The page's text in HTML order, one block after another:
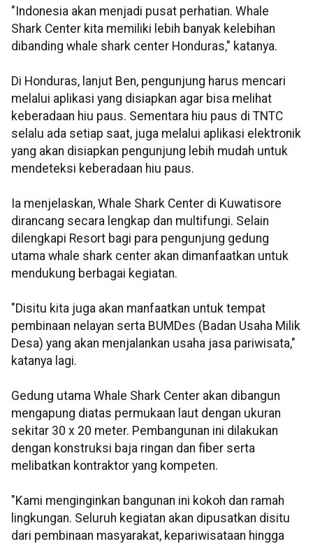
"Indonesia akan menjadi pusat perhatian. Whale
Shark Center kita memiliki lebih banyak kelebihan
dibanding whale shark center Honduras," katanya.
Di Honduras, lanjut Ben, pengunjung harus mencari
melalui aplikasi yang disiapkan agar bisa melihat
keberadaan hiu paus. Sementara hiu paus di TNTC
selalu ada setiap saat, juga melalui aplikasi elektronik
yang akan disiapkan pengunjung lebih mudah untuk
mendeteksi keberadaan hiu paus.
Ia menjelaskan, Whale Shark Center di Kuwatisore
dirancang secara lengkap dan multifungi. Selain
dilengkapi Resort bagi para pengunjung gedung
utama whale shark center akan dimanfaatkan untuk
mendukung berbagai kegiatan.
"Disitu kita juga akan manfaatkan untuk tempat
pembinaan nelayan serta BUMDes (Badan Usaha Milik
Desa) yang akan menjalankan usaha jasa pariwisata,"
katanya lagi.
Gedung utama Whale Shark Center akan dibangun
mengapung diatas permukaan laut dengan ukuran
sekitar 30 x 20 meter. Pembangunan ini dilakukan
dengan konstruksi baja ringan dan fiber serta
melibatkan kontraktor yang kompeten.
"Kami menginginkan bangunan ini kokoh dan ramah
lingkungan. Seluruh kegiatan akan dipusatkan disitu
dari pembinaan masyarakat, kepariwisataan hingga